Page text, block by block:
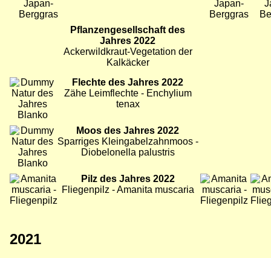
Pflanzengesellschaft des
Jahres 2022
Ackerwildkraut-Vegetation der
Kalkäcker
Bild
Flechte des Jahres 2022
Zähe Leimflechte - Enchylium
tenax
Bild
Moos des Jahres 2022
Sparriges Kleingabelzahnmoos -
Diobelonella palustris
Bild
Pilz des Jahres 2022
Fliegenpilz - Amanita muscaria
Bild Bild
2021